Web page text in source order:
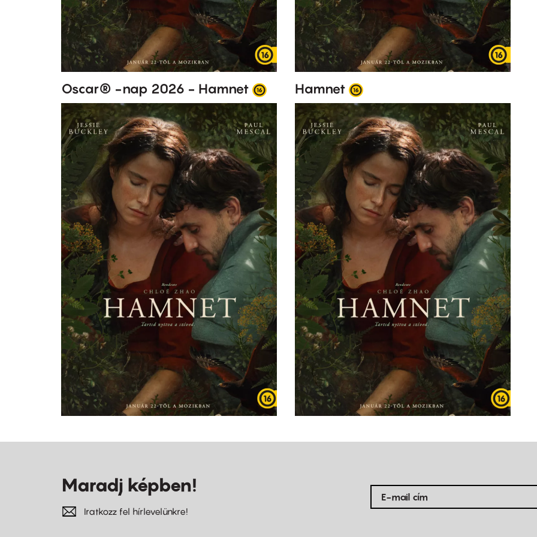
Oscar® -nap 2026 - Hamnet Hamnet
Maradj képben!
Iratkozz fel hírlevelünkre!